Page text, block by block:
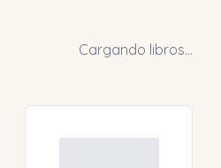
Cargando libros...